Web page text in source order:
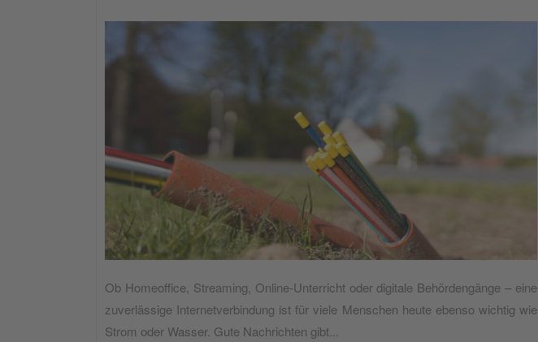
Ob Homeoffice, Streaming, Online-Unterricht oder digitale Behördengänge – eine
zuverlässige Internetverbindung ist für viele Menschen heute ebenso wichtig wie
Strom oder Wasser. Gute Nachrichten gibt...